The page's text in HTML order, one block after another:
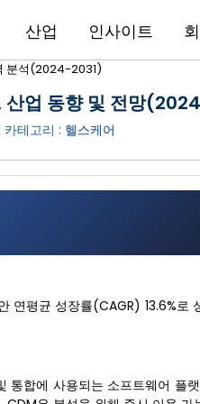
산업 인사이트
분석(2024-2031)
산업 동향 및 전망
테고리 : 헬스케어
평균 성장률(CAGR) 13.6%로
합에 사용되는 소프트웨어 플